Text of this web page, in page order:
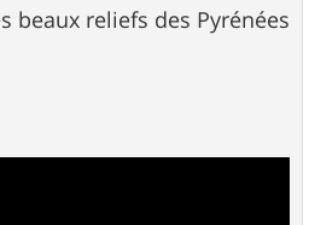
beaux reliefs des Pyrénées